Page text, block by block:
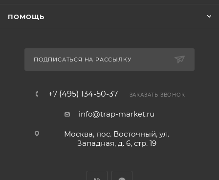
ПОМОЩЬ
ПОДПИСАТЬСЯ НА РАССЫЛКУ
+7 (495) 134-50-37 ЗАКАЗАТЬ ЗВОНОК
info@trap-market.ru
Москва, пос. Восточный, ул.
Западная, д. 6, стр. 19